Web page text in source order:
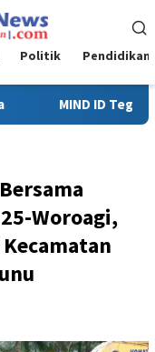
Politik Pendidikan
PT Vale di
Woroagi,